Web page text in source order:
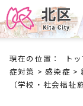
現在の位置： ト
症対策 >感染症 >
（学校・社会福祉